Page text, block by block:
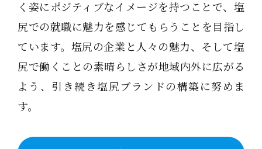
く姿にポジティブなイメージを持つことで、塩
尻での就職に魅力を感じてもらうことを目指し
ています。塩尻の企業と人々の魅力、そして塩
尻で働くことの素晴らしさが地域内外に広がる
よう、引き続き塩尻ブランドの構築に努めま
す。